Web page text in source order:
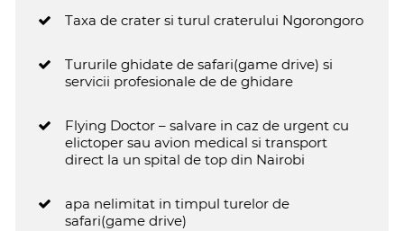
Taxa de crater si turul craterului Ngorongoro
Tururile ghidate de safari(game drive) si
servicii profesionale de de ghidare
Flying Doctor – salvare in caz de urgent cu
elictoper sau avion medical si transport
direct la un spital de top din Nairobi
apa nelimitat in timpul turelor de
safari(game drive)